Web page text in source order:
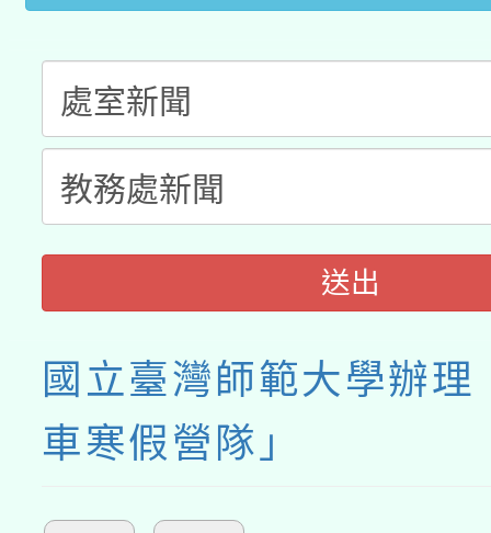
業成長研習」實施計畫
送出
國立臺灣師範大學辦理
車寒假營隊」